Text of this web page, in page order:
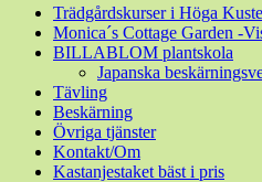
Trädgårdskurser i Höga
Monica´s Cottage Garden -
BILLABLOM plantskola
Japanska
Tävling
Beskärning
Övriga tjänster
Kontakt/Om
Kastanjestaket bäst i pris